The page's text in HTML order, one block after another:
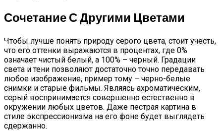
Сочетание С Другими Цветами
Чтобы лучше понять природу серого цвета, стоит учесть,
что его оттенки выражаются в процентах, где 0%
означает чистый белый, а 100% – черный. Градации
света и тени позволяют достаточно точно передавать
любое изображение, пример тому – черно-белые
снимки и старые фильмы. Являясь ахроматическим,
серый воспринимается совершенно естественно в
окружении любых цветов. Даже пестрая картина в
стиле экспрессионизма на его фоне будет выглядеть
сдержанно.